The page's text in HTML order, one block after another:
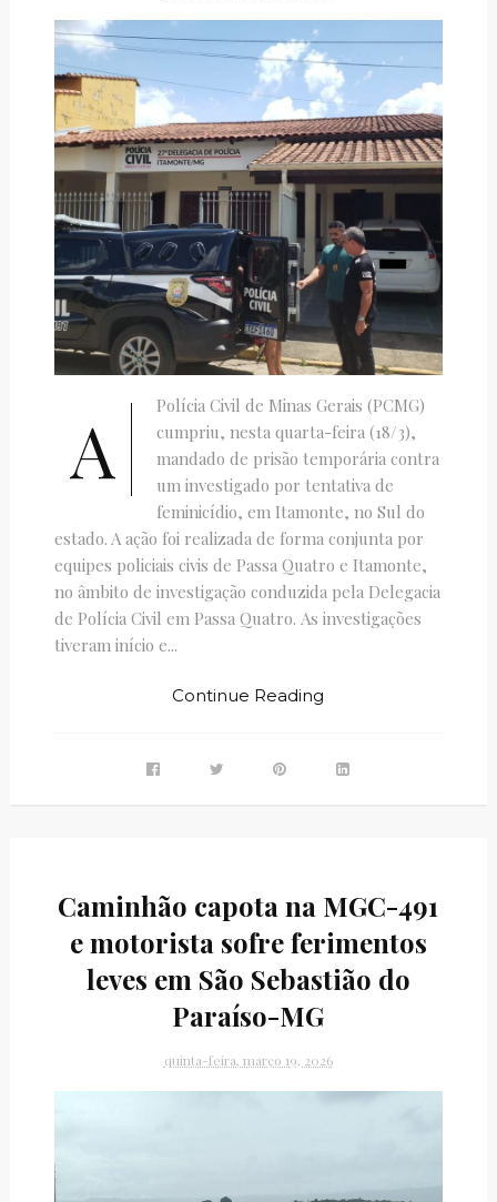
A
Polícia Civil de Minas Gerais (PCMG)
cumpriu, nesta quarta-feira (18/3),
mandado de prisão temporária contra
um investigado por tentativa de
feminicídio, em Itamonte, no Sul do
estado. A ação foi realizada de forma conjunta por
equipes policiais civis de Passa Quatro e Itamonte,
no âmbito de investigação conduzida pela Delegacia
de Polícia Civil em Passa Quatro. As investigações
tiveram início e...
Continue Reading
Caminhão capota na MGC-491
e motorista sofre ferimentos
leves em São Sebastião do
Paraíso-MG
quinta-feira, março 19, 2026